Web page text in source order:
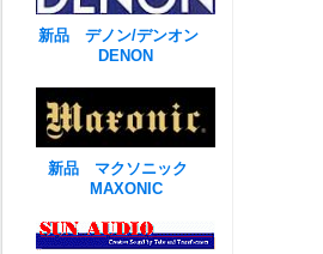
新品 デノン/デンオン
DENON
新品 マクソニック
MAXONIC